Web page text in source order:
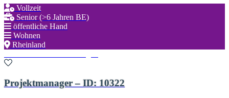
Vollzeit
Senior (>6 Jahren BE)
öffentliche Hand
Wohnen
Rheinland
Projektmanager – ID: 10322